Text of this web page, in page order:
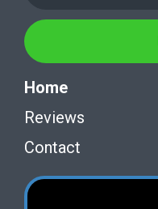
Home
Reviews
Contact